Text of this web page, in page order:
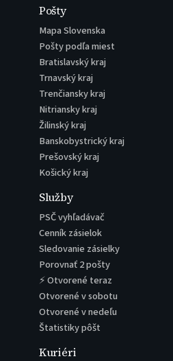
Pošty
Mapa Slovenska
Pošty podľa miest
Bratislavský kraj
Trnavský kraj
Trenčiansky kraj
Nitriansky kraj
Žilinský kraj
Banskobystrický kraj
Prešovský kraj
Košický kraj
Služby
PSČ vyhľadávač
Cenník zásielok
Sledovanie zásielky
Porovnať 2 pošty
⚡ Otvorené teraz
Otvorené v sobotu
Otvorené v nedeľu
Štatistiky pôšt
Kuriéri